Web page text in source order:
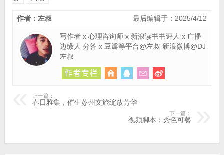
最后编辑于：2025/4/12
作者：左叔
写作者 x 心理咨询师 x 新浪读书书评人 x 广播
边缘人 分答 x 豆瓣等平台@左叔 新浪微博@DJ
左叔
上一篇：
春日雅集，催生苏州文旅绽放芳华
下一篇：
视频脚本：秀色可餐